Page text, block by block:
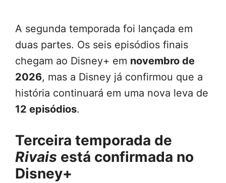
A segunda temporada foi lançada em
duas partes. Os seis episódios finais
chegam ao Disney+ em novembro de
2026, mas a Disney já confirmou que a
história continuará em uma nova leva de
12 episódios.
Terceira temporada de
Rivais está confirmada no
Disney+